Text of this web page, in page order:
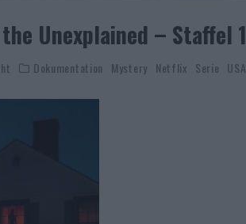
Unexplained – Staffel 1
Dokumentation Mystery Netflix Serie USA